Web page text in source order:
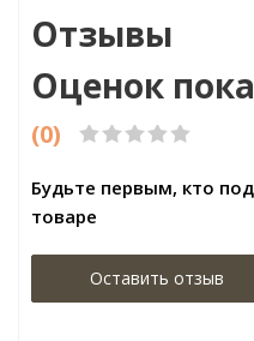
Отзывы
Оценок
(0)
Будьте первым, кто
товаре
Оставить отзыв